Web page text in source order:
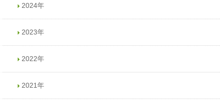
2024年
2023年
2022年
2021年